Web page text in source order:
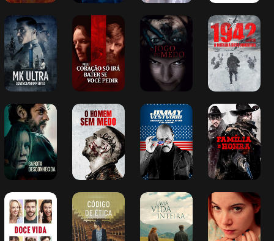
MK Ultra:
Controlando
Mentes
Meu Coração
só Irá Bater se
Você Pedir
O Jogo do
Medo
1942 - A
Batalha
Desconhecida
Garota
Desconhecida
O Homem Sem
Medo
Jimmy
Vestvood - Um
Quase Super-
Herói Americano
Família e Honra
Doce Vida Código de Ética
Uma Vida
Inteira
Vera e o Prazer
dos Outros